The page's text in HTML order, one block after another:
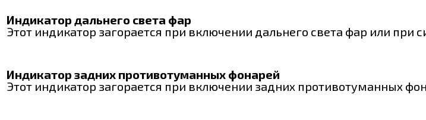
Индикатор дальнего света фар
Этот индикатор загорается при включении дальнего света фар или при
Индикатор задних противотуманных фонарей
Этот индикатор загорается при включении задних противотуманных